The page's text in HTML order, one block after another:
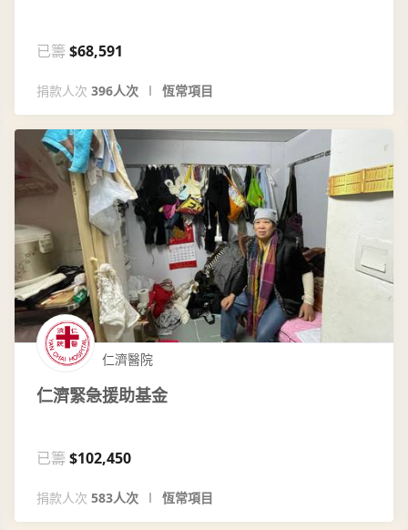
已籌 $68,591
捐款人次 396人次 恆常項目
仁濟醫院
仁濟緊急援助基金
已籌 $102,450
捐款人次 583人次 恆常項目